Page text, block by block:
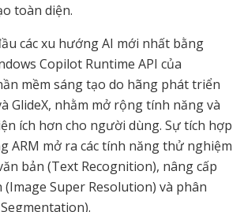
toàn diện.
các xu hướng AI mới nhất bằng
Copilot Runtime API của
mềm sáng tạo do hãng phát triển
GlideX, nhằm mở rộng tính năng và
ích hơn cho người dùng. Sự tích hợp
ARM mở ra các tính năng thử nghiệm
bản (Text Recognition), nâng cấp
Super Resolution) và phân